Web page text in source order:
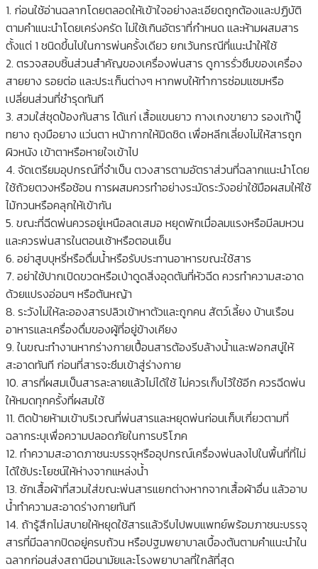
1. ก่อนใช้อ่านฉลากโดยตลอดให้เข้าใจอย่างละเอียดถูกต้องและปฏิบัติ
ตามคำแนะนำโดยเคร่งครัด ไม่ใช้เกินอัตราที่กำหนด และห้ามผสมสาร
ตั้งแต่ 1 ชนิดขึ้นไปในการพ่นครั้งเดียว ยกเว้นกรณีที่แนะนำให้ใช้
2. ตรวจสอบชิ้นส่วนสำคัญของเครื่องพ่นสาร ดูการรั่วซึมของเครื่อง
สายยาง รอยต่อ และประเก็นต่างๆ หากพบให้ทำการซ่อมแซมหรือ
เปลี่ยนส่วนที่ชำรุดทันที
3. สวมใส่ชุดป้องกันสาร ได้แก่ เสื้อแขนยาว กางเกงขายาว รองเท้าบู๊
ทยาง ถุงมือยาง แว่นตา หน้ากากให้มิดชิด เพื่อหลีกเลี่ยงไม่ให้สารถูก
ผิวหนัง เข้าตาหรือหายใจเข้าไป
4. จัดเตรียมอุปกรณ์ที่จำเป็น ตวงสารตามอัตราส่วนที่ฉลากแนะนำโดย
ใช้ถ้วยตวงหรือช้อน การผสมควรทำอย่างระมัดระวังอย่าใช้มือผสมให้ใช้
ไม้กวนหรือคลุกให้เข้ากัน
5. ขณะที่ฉีดพ่นควรอยู่เหนือลดเสมอ หยุดพักเมื่อลมแรงหรือมีลมหวน
และควรพ่นสารในตอนเช้าหรือตอนเย็น
6. อย่าสูบบุหรี่หรือดื่มน้ำหรือรับประทานอาหารขณะใช้สาร
7. อย่าใช้ปากเปิดขวดหรือเป่าดูดสิ่งอุดตันที่หัวฉีด ควรทำความสะอาด
ด้วยแปรงอ่อนๆ หรือต้นหญ้า
8. ระวังไม่ให้ละอองสารปลิวเข้าหาตัวและถูกคน สัตว์เลี้ยง บ้านเรือน
อาหารและเครื่องดื่มของผู้ที่อยู่ข้างเคียง
9. ในขณะทำงานหากร่างกายเปื้อนสารต้องรีบล้างน้ำและฟอกสบู่ให้
สะอาดทันที ก่อนที่สารจะซึมเข้าสู่ร่างกาย
10. สารที่ผสมเป็นสารละลายแล้วไม่ได้ใช้ ไม่ควรเก็บไว้ใช้อีก ควรฉีดพ่น
ให้หมดทุกครั้งที่ผสมใช้
11. ติดป้ายห้ามเข้าบริเวณที่พ่นสารและหยุดพ่นก่อนเก็บเกี่ยวตามที่
ฉลากระบุเพื่อความปลอดภัยในการบริโภค
12. ทำความสะอาดภาชนะบรรจุหรืออุปกรณ์เครื่องพ่นลงไปในพื้นที่ที่ไม่
ได้ใช้ประโยชน์ให้ห่างจากแหล่งน้ำ
13. ซักเสื้อผ้าที่สวมใส่ขณะพ่นสารแยกต่างหากจากเสื้อผ้าอื่น แล้วอาบ
น้ำทำความสะอาดร่างกายทันที
14. ถ้ารู้สึกไม่สบายให้หยุดใช้สารแล้วรีบไปพบแพทย์พร้อมภาชนะบรรจุ
สารที่มีฉลากปิดอยู่ครบถ้วน หรือปฐมพยาบาลเบื้องต้นตามคำแนะนำใน
ฉลากก่อนส่งสถานีอนามัยและโรงพยาบาลที่ใกล้ที่สุด